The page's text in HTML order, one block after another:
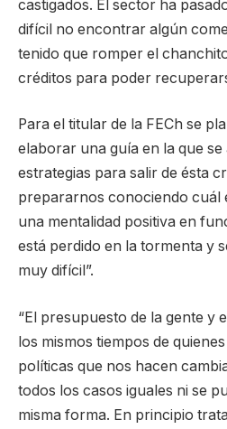
castigados. El sector ha
difícil no encontrar algún
tenido que romper el
créditos para poder
Para el titular de la FECh se
elaborar una guía en la que
estrategias para salir de ésta
prepararnos conociendo cuál
una mentalidad positiva en
está perdido en la tormenta y
muy difícil”.
“El presupuesto de la gente y
los mismos tiempos de
políticas que nos hacen
todos los casos iguales ni se
misma forma. En principio